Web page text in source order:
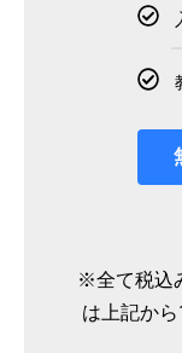
※全て税込
は上記か